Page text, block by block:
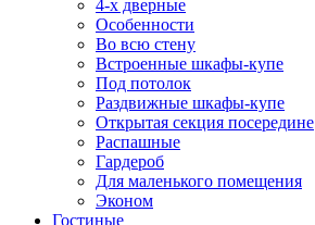
4-х дверные
Особенности
Во всю стену
Встроенные шкафы-купе
Под потолок
Раздвижные шкафы-купе
Открытая секция посередине
Распашные
Гардероб
Для маленького помещения
Эконом
Гостиные